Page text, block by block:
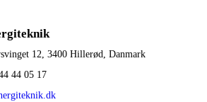
12, 3400 Hillerød, Danmark
44 05 17